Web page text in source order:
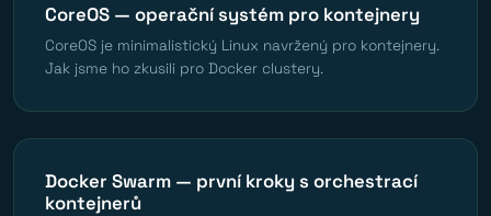
CoreOS — operační systém pro kontejnery
CoreOS je minimalistický Linux navržený pro kontejnery.
Jak jsme ho zkusili pro Docker clustery.
Docker Swarm — první kroky s orchestrací
kontejnerů